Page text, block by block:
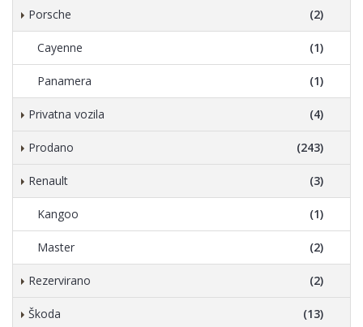
Porsche (2)
Cayenne (1)
Panamera (1)
Privatna vozila (4)
Prodano (243)
Renault (3)
Kangoo (1)
Master (2)
Rezervirano (2)
Škoda (13)